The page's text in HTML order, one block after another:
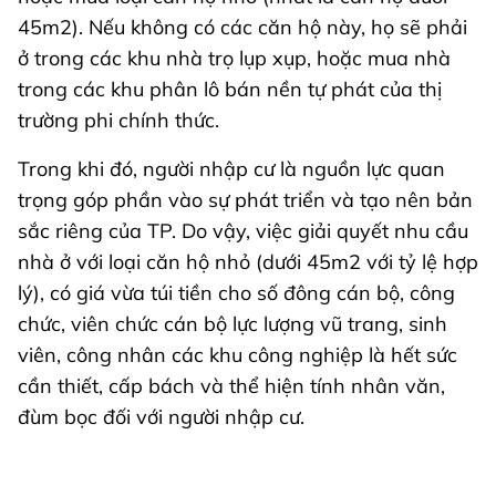
45m2). Nếu không có các căn hộ này, họ sẽ phải
ở trong các khu nhà trọ lụp xụp, hoặc mua nhà
trong các khu phân lô bán nền tự phát của thị
trường phi chính thức.
Trong khi đó, người nhập cư là nguồn lực quan
trọng góp phần vào sự phát triển và tạo nên bản
sắc riêng của TP. Do vậy, việc giải quyết nhu cầu
nhà ở với loại căn hộ nhỏ (dưới 45m2 với tỷ lệ hợp
lý), có giá vừa túi tiền cho số đông cán bộ, công
chức, viên chức cán bộ lực lượng vũ trang, sinh
viên, công nhân các khu công nghiệp là hết sức
cần thiết, cấp bách và thể hiện tính nhân văn,
đùm bọc đối với người nhập cư.